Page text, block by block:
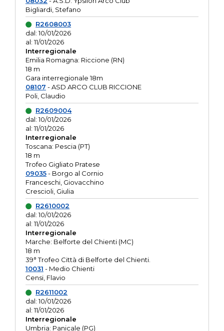
Bigliardi, Stefano
R2608003
dal: 10/01/2026
al: 11/01/2026
Interregionale
Emilia Romagna: Riccione (RN)
18 m
Gara interregionale 18m
08107 - ASD ARCO CLUB RICCIONE
Poli, Claudio
R2609004
dal: 10/01/2026
al: 11/01/2026
Interregionale
Toscana: Pescia (PT)
18 m
Trofeo Gigliato Pratese
09035- Borgo al Cornio
Franceschi, Giovacchino
Crescioli, Giulia
R2610002
dal: 10/01/2026
al: 11/01/2026
Interregionale
Marche: Belforte del Chienti (MC)
18 m
39° Trofeo Città di Belforte del Chienti.
10031 - Medio Chienti
Censi, Flavio
R2611002
dal: 10/01/2026
al: 11/01/2026
Interregionale
Umbria: Panicale (PG)